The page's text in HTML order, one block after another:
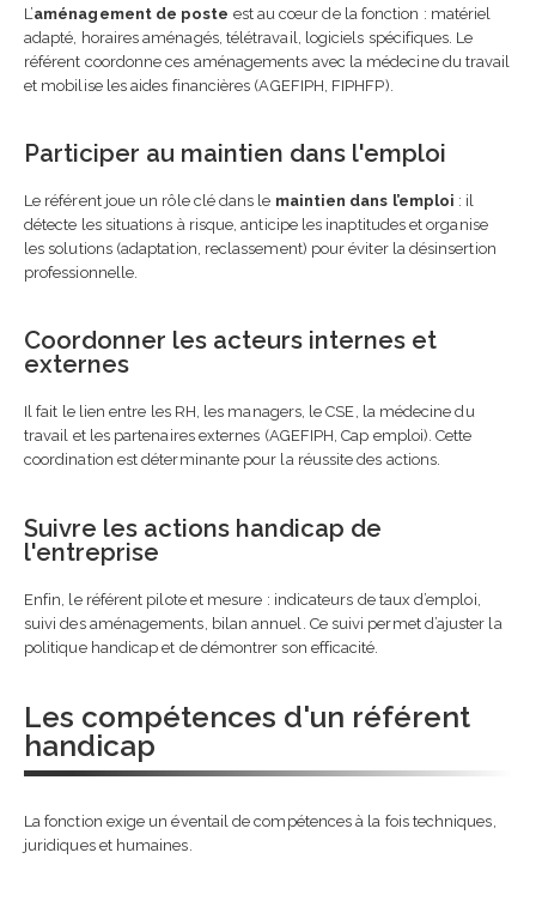
L’aménagement de poste est au cœur de la fonction : matériel
adapté, horaires aménagés, télétravail, logiciels spécifiques. Le
référent coordonne ces aménagements avec la médecine du travail
et mobilise les aides financières (AGEFIPH, FIPHFP).
Participer au maintien dans l'emploi
Le référent joue un rôle clé dans le maintien dans l’emploi : il
détecte les situations à risque, anticipe les inaptitudes et organise
les solutions (adaptation, reclassement) pour éviter la désinsertion
professionnelle.
Coordonner les acteurs internes et
externes
Il fait le lien entre les RH, les managers, le CSE, la médecine du
travail et les partenaires externes (AGEFIPH, Cap emploi). Cette
coordination est déterminante pour la réussite des actions.
Suivre les actions handicap de
l'entreprise
Enfin, le référent pilote et mesure : indicateurs de taux d’emploi,
suivi des aménagements, bilan annuel. Ce suivi permet d’ajuster la
politique handicap et de démontrer son efficacité.
Les compétences d'un référent
handicap
La fonction exige un éventail de compétences à la fois techniques,
juridiques et humaines.